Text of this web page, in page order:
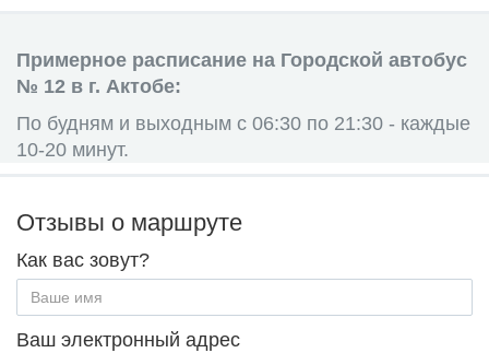
Примерное расписание на Городской автобус
№ 12 в г. Актобе:
По будням и выходным с 06:30 по 21:30 - каждые
10-20 минут.
Отзывы о маршруте
Как вас зовут?
Ваш электронный адрес